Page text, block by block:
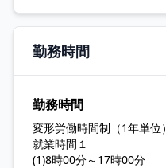
勤務時間
勤務時間
変形労働時間制（1年単位）
就業時間１
(1)8時00分～17時00分